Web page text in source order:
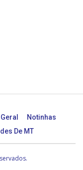
Geral
Notinhas
De MT